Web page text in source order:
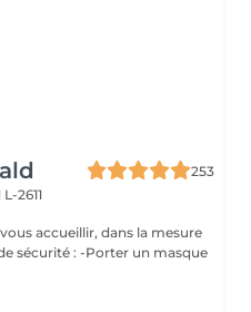
253
2611
accueillir, dans la mesure
sécurité : -Porter un masque